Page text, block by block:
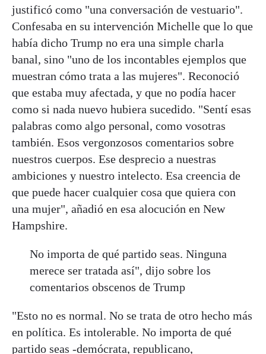
justificó como "una conversación de vestuario".
Confesaba en su intervención Michelle que lo que
había dicho Trump no era una simple charla
banal, sino "uno de los incontables ejemplos que
muestran cómo trata a las mujeres". Reconoció
que estaba muy afectada, y que no podía hacer
como si nada nuevo hubiera sucedido. "Sentí esas
palabras como algo personal, como vosotras
también. Esos vergonzosos comentarios sobre
nuestros cuerpos. Ese desprecio a nuestras
ambiciones y nuestro intelecto. Esa creencia de
que puede hacer cualquier cosa que quiera con
una mujer", añadió en esa alocución en New
Hampshire.
No importa de qué partido seas. Ninguna
merece ser tratada así", dijo sobre los
comentarios obscenos de Trump
"Esto no es normal. No se trata de otro hecho más
en política. Es intolerable. No importa de qué
partido seas -demócrata, republicano,